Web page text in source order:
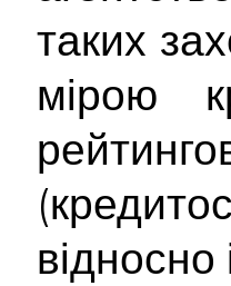
таких
мірою
відносно